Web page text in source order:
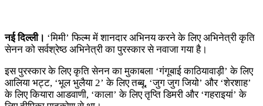
नई दिल्ली। ‘मिमी’ फिल्म में शानदार अभिनय करने के लिए अभिनेत्री कृति
सेनन को सर्वश्रेष्ठ अभिनेत्री का पुरस्कार से नवाजा गया है।
इस पुरस्कार के लिए कृति सेनन का मुकाबला ‘गंगूबाई काठियावाड़ी’ के लिए
आलिया भट्ट, ‘भूल भुलैया 2’ के लिए तब्बू, ‘जुग जुग जियो’ और ‘शेरशाह’
के लिए कियारा आडवाणी, ‘काला’ के लिए तृप्ति डिमरी और ‘गहराइयां’ के